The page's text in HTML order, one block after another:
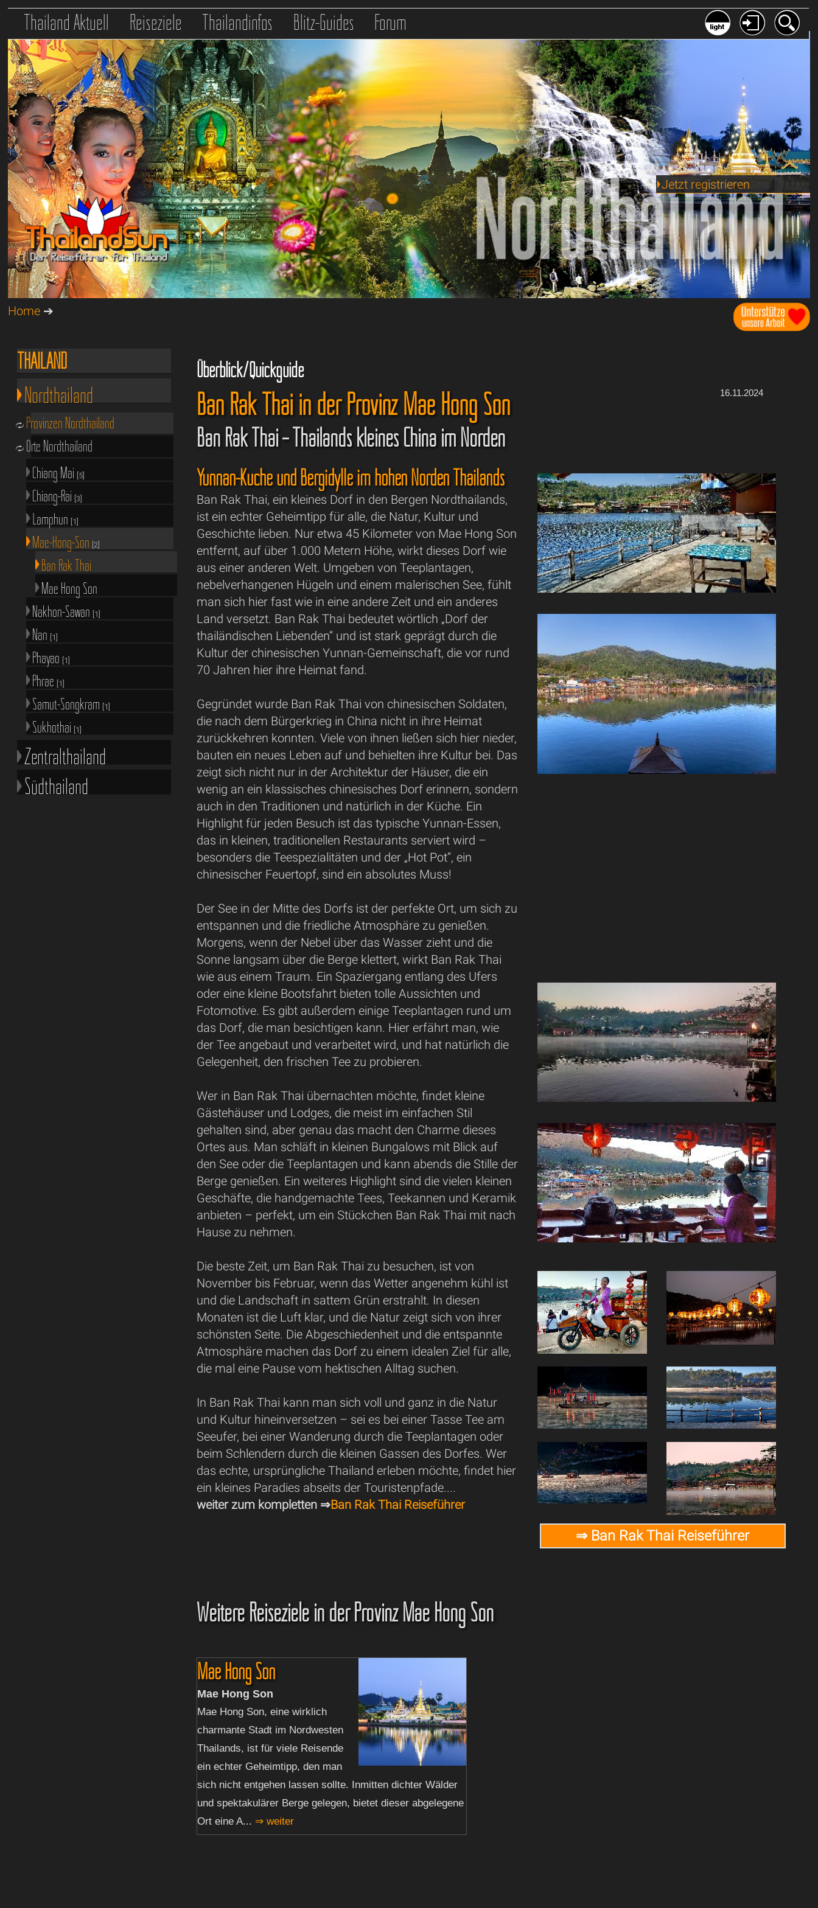
Thailand Aktuell Reiseziele Thailandinfos Blitz-Guides Forum
Jetzt registrieren
Home ➔
Überblick/Quickguide
16.11.2024
Ban Rak Thai in der Provinz Mae Hong Son
Ban Rak Thai – Thailands kleines China im Norden
⇒ Ban Rak Thai Reiseführer
Yunnan-Küche und Bergidylle im hohen Norden Thailands
Ban Rak Thai, ein kleines Dorf in den Bergen Nordthailands,
ist ein echter Geheimtipp für alle, die Natur, Kultur und
Geschichte lieben. Nur etwa 45 Kilometer von Mae Hong Son
entfernt, auf über 1.000 Metern Höhe, wirkt dieses Dorf wie
aus einer anderen Welt. Umgeben von Teeplantagen,
nebelverhangenen Hügeln und einem malerischen See, fühlt
man sich hier fast wie in eine andere Zeit und ein anderes
Land versetzt. Ban Rak Thai bedeutet wörtlich „Dorf der
thailändischen Liebenden“ und ist stark geprägt durch die
Kultur der chinesischen Yunnan-Gemeinschaft, die vor rund
70 Jahren hier ihre Heimat fand.
Gegründet wurde Ban Rak Thai von chinesischen Soldaten,
die nach dem Bürgerkrieg in China nicht in ihre Heimat
zurückkehren konnten. Viele von ihnen ließen sich hier nieder,
bauten ein neues Leben auf und behielten ihre Kultur bei. Das
zeigt sich nicht nur in der Architektur der Häuser, die ein
wenig an ein klassisches chinesisches Dorf erinnern, sondern
auch in den Traditionen und natürlich in der Küche. Ein
Highlight für jeden Besuch ist das typische Yunnan-Essen,
das in kleinen, traditionellen Restaurants serviert wird –
besonders die Teespezialitäten und der „Hot Pot“, ein
chinesischer Feuertopf, sind ein absolutes Muss!
Der See in der Mitte des Dorfs ist der perfekte Ort, um sich zu
entspannen und die friedliche Atmosphäre zu genießen.
Morgens, wenn der Nebel über das Wasser zieht und die
Sonne langsam über die Berge klettert, wirkt Ban Rak Thai
wie aus einem Traum. Ein Spaziergang entlang des Ufers
oder eine kleine Bootsfahrt bieten tolle Aussichten und
Fotomotive. Es gibt außerdem einige Teeplantagen rund um
das Dorf, die man besichtigen kann. Hier erfährt man, wie
der Tee angebaut und verarbeitet wird, und hat natürlich die
Gelegenheit, den frischen Tee zu probieren.
Wer in Ban Rak Thai übernachten möchte, findet kleine
Gästehäuser und Lodges, die meist im einfachen Stil
gehalten sind, aber genau das macht den Charme dieses
Ortes aus. Man schläft in kleinen Bungalows mit Blick auf
den See oder die Teeplantagen und kann abends die Stille der
Berge genießen. Ein weiteres Highlight sind die vielen kleinen
Geschäfte, die handgemachte Tees, Teekannen und Keramik
anbieten – perfekt, um ein Stückchen Ban Rak Thai mit nach
Hause zu nehmen.
Die beste Zeit, um Ban Rak Thai zu besuchen, ist von
November bis Februar, wenn das Wetter angenehm kühl ist
und die Landschaft in sattem Grün erstrahlt. In diesen
Monaten ist die Luft klar, und die Natur zeigt sich von ihrer
schönsten Seite. Die Abgeschiedenheit und die entspannte
Atmosphäre machen das Dorf zu einem idealen Ziel für alle,
die mal eine Pause vom hektischen Alltag suchen.
In Ban Rak Thai kann man sich voll und ganz in die Natur
und Kultur hineinversetzen – sei es bei einer Tasse Tee am
Seeufer, bei einer Wanderung durch die Teeplantagen oder
beim Schlendern durch die kleinen Gassen des Dorfes. Wer
das echte, ursprüngliche Thailand erleben möchte, findet hier
ein kleines Paradies abseits der Touristenpfade....
weiter zum kompletten ⇒Ban Rak Thai Reiseführer
Weitere Reiseziele in der Provinz Mae Hong Son
Mae Hong Son
Mae Hong Son
Mae Hong Son, eine wirklich
charmante Stadt im Nordwesten
Thailands, ist für viele Reisende
ein echter Geheimtipp, den man
sich nicht entgehen lassen sollte. Inmitten dichter Wälder
und spektakulärer Berge gelegen, bietet dieser abgelegene
Ort eine A... ⇒ weiter
THAILAND
Nordthailand
Provinzen Nordthailand
Orte Nordthailand
Chiang Mai [5]
Chiang-Rai [3]
Lamphun [1]
Mae-Hong-Son [2]
Ban Rak Thai
Mae Hong Son
Nakhon-Sawan [1]
Nan [1]
Phayao [1]
Phrae [1]
Samut-Songkram [1]
Sukhothai [1]
Zentralthailand
Südthailand